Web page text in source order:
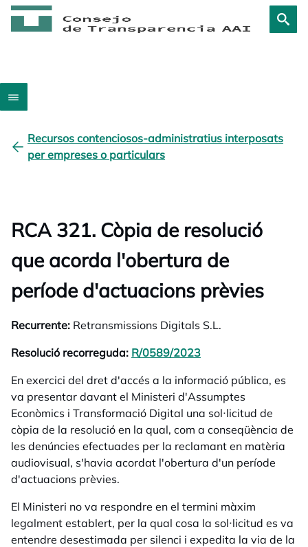
Recursos contenciosos-administratius interposats
per empreses o particulars
RCA 321. Còpia de resolució
que acorda l'obertura de
període d'actuacions prèvies
Recurrente: Retransmissions Digitals S.L.
Resolució recorreguda: R/0589/2023
En exercici del dret d'accés a la informació pública, es
va presentar davant el Ministeri d'Assumptes
Econòmics i Transformació Digital una sol·licitud de
còpia de la resolució en la qual, com a conseqüència de
les denúncies efectuades per la reclamant en matèria
audiovisual, s'havia acordat l'obertura d'un període
d'actuacions prèvies.
El Ministeri no va respondre en el termini màxim
legalment establert, per la qual cosa la sol·licitud es va
entendre desestimada per silenci i expedita la via de la